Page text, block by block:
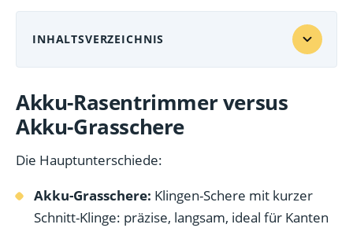
INHALTSVERZEICHNIS
Akku-Rasentrimmer versus
Akku-Grasschere
Die Hauptunterschiede:
Akku-Grasschere: Klingen-Schere mit kurzer
Schnitt-Klinge: präzise, langsam, ideal für Kanten